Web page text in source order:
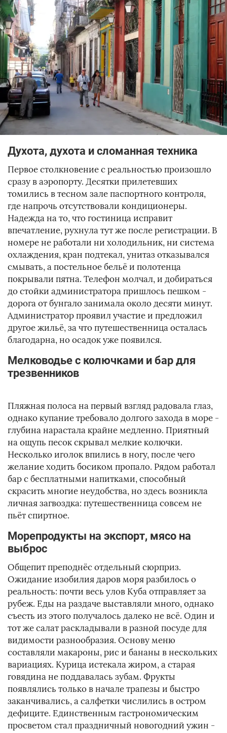
Духота, духота и сломанная техника
Первое столкновение с реальностью произошло
сразу в аэропорту. Десятки прилетевших
томились в тесном зале паспортного контроля,
где напрочь отсутствовали кондиционеры.
Надежда на то, что гостиница исправит
впечатление, рухнула тут же после регистрации. В
номере не работали ни холодильник, ни система
охлаждения, кран подтекал, унитаз отказывался
смывать, а постельное бельё и полотенца
покрывали пятна. Телефон молчал, и добираться
до стойки администратора пришлось пешком -
дорога от бунгало занимала около десяти минут.
Администратор проявил участие и предложил
другое жильё, за что путешественница осталась
благодарна, но осадок уже появился.
Мелководье с колючками и бар для
трезвенников
Пляжная полоса на первый взгляд радовала глаз,
однако купание требовало долгого захода в море -
глубина нарастала крайне медленно. Приятный
на ощупь песок скрывал мелкие колючки.
Несколько иголок впились в ногу, после чего
желание ходить босиком пропало. Рядом работал
бар с бесплатными напитками, способный
скрасить многие неудобства, но здесь возникла
личная загвоздка: путешественница совсем не
пьёт спиртное.
Морепродукты на экспорт, мясо на
выброс
Общепит преподнёс отдельный сюрприз.
Ожидание изобилия даров моря разбилось о
реальность: почти весь улов Куба отправляет за
рубеж. Еды на раздаче выставляли много, однако
съесть из этого получалось далеко не всё. Один и
тот же салат раскладывали в разной посуде для
видимости разнообразия. Основу меню
составляли макароны, рис и бананы в нескольких
вариациях. Курица истекала жиром, а старая
говядина не поддавалась зубам. Фрукты
появлялись только в начале трапезы и быстро
заканчивались, а салфетки числились в остром
дефиците. Единственным гастрономическим
просветом стал праздничный новогодний ужин -